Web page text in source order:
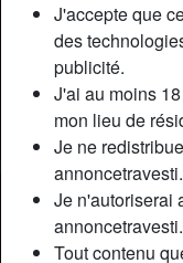
J'accepte que
des
publicité.
J'ai au moins
mon lieu de
Je ne
Je n'autoriserai
Tout contenu
Nickname:
Âge: